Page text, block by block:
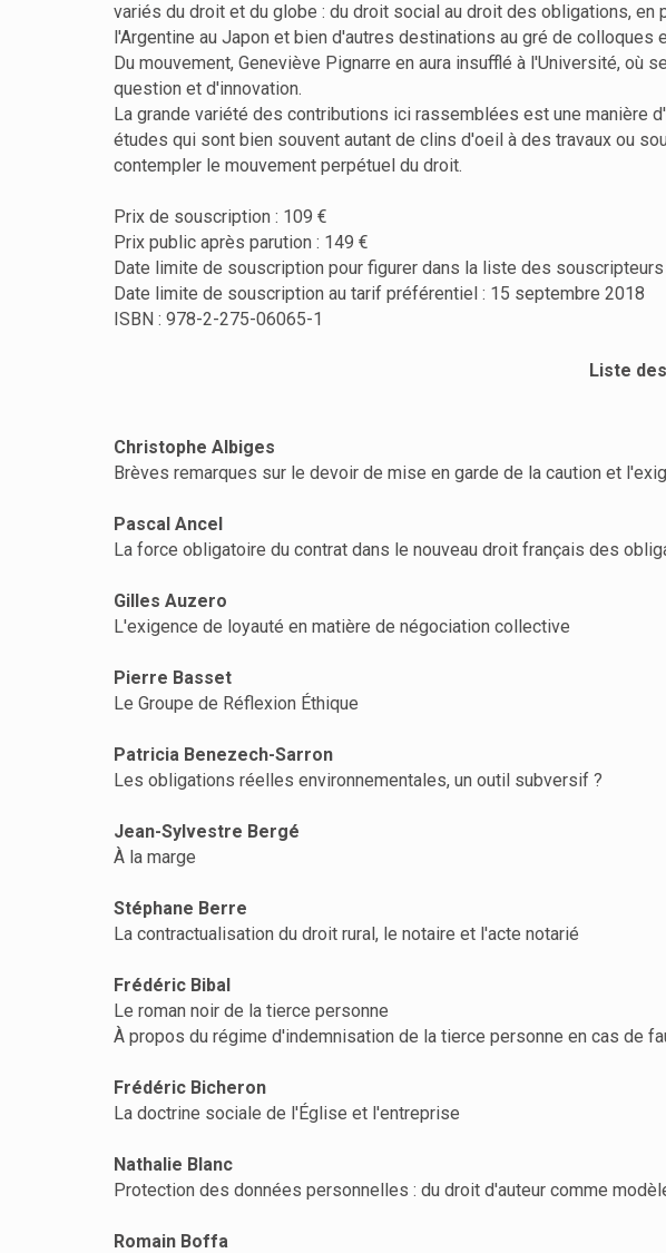
variés du droit et du globe : du droit social au droit des obligations,
l'Argentine au Japon et bien d'autres destinations au gré de colloques
Du mouvement, Geneviève Pignarre en aura insufflé à l'Université,
question et d'innovation.
La grande variété des contributions ici rassemblées est une manière
études qui sont bien souvent autant de clins d'oeil à des travaux ou
contempler le mouvement perpétuel du droit.
Prix de souscription : 109 €
Prix public après parution : 149 €
Date limite de souscription pour figurer dans la liste des
Date limite de souscription au tarif préférentiel : 15 septembre 2018
ISBN : 978-2-275-06065-1
Liste
Christophe Albiges
Brèves remarques sur le devoir de mise en garde de la caution et
Pascal Ancel
La force obligatoire du contrat dans le nouveau droit français des
Gilles Auzero
L'exigence de loyauté en matière de négociation collective
Pierre Basset
Le Groupe de Réflexion Éthique
Patricia Benezech-Sarron
Les obligations réelles environnementales, un outil subversif ?
Jean-Sylvestre Bergé
À la marge
Stéphane Berre
La contractualisation du droit rural, le notaire et l'acte notarié
Frédéric Bibal
Le roman noir de la tierce personne
À propos du régime d'indemnisation de la tierce personne en cas de
Frédéric Bicheron
La doctrine sociale de l'Église et l'entreprise
Nathalie Blanc
Protection des données personnelles : du droit d'auteur comme
Romain Boffa